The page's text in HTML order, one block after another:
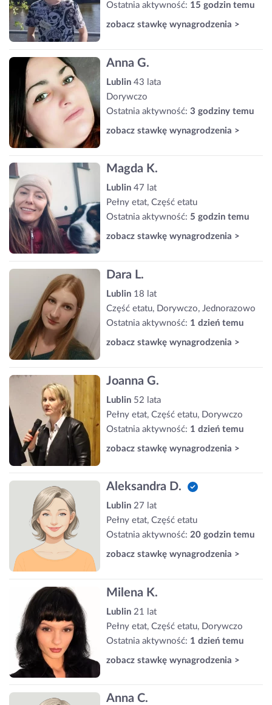
Ostatnia aktywność: 15 godzin temu
zobacz stawkę wynagrodzenia >
Anna G.
Lublin 43 lata
Dorywczo
Ostatnia aktywność: 3 godziny temu
zobacz stawkę wynagrodzenia >
Magda K.
Lublin 47 lat
Pełny etat, Część etatu
Ostatnia aktywność: 5 godzin temu
zobacz stawkę wynagrodzenia >
Dara L.
Lublin 18 lat
Część etatu, Dorywczo, Jednorazowo
Ostatnia aktywność: 1 dzień temu
zobacz stawkę wynagrodzenia >
Joanna G.
Lublin 52 lata
Pełny etat, Część etatu, Dorywczo
Ostatnia aktywność: 1 dzień temu
zobacz stawkę wynagrodzenia >
Aleksandra D.
Lublin 27 lat
Pełny etat, Część etatu
Ostatnia aktywność: 20 godzin temu
zobacz stawkę wynagrodzenia >
Milena K.
Lublin 21 lat
Pełny etat, Część etatu, Dorywczo
Ostatnia aktywność: 1 dzień temu
zobacz stawkę wynagrodzenia >
Anna C.